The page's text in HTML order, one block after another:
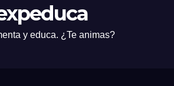
y educa. ¿Te animas?